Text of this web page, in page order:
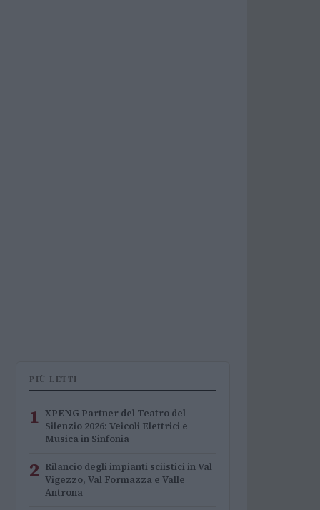
PIÙ LETTI
1 XPENG Partner del Teatro del
Silenzio 2026: Veicoli Elettrici e
Musica in Sinfonia
2 Rilancio degli impianti sciistici in Val
Vigezzo, Val Formazza e Valle
Antrona